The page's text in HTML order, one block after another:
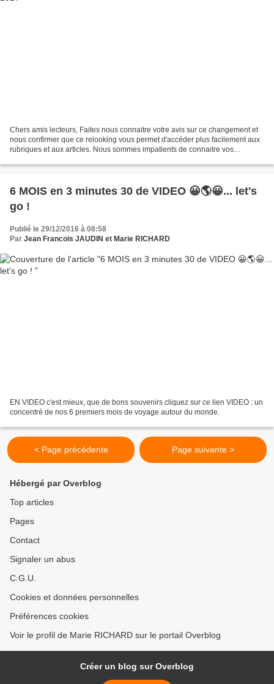
Chers amis lecteurs, Faites nous connaitre votre avis sur ce changement et
nous confirmer que ce relooking vous permet d'accéder plus facilement aux
rubriques et aux articles. Nous sommes impatients de connaitre vos
6 MOIS en 3 minutes 30 de VIDEO 😀🌎😀... let's
go !
Publié le 29/12/2016 à 08:58
Par Jean Francois JAUDIN et Marie RICHARD
EN VIDEO c'est mieux, que de bons souvenirs cliquez sur ce lien VIDEO : un
concentré de nos 6 premiers mois de voyage autour du monde.
< Page précédente Page suivante >
Hébergé par Overblog
Top articles
Pages
Contact
Signaler un abus
C.G.U.
Cookies et données personnelles
Préférences cookies
Voir le profil de Marie RICHARD sur le portail Overblog
Créer un blog sur Overblog